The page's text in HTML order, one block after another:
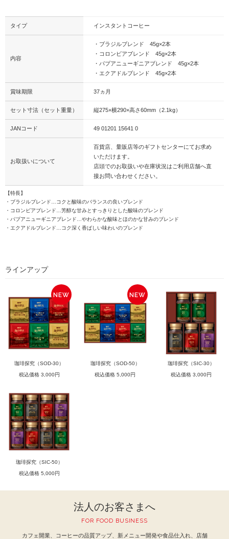
タイプ インスタントコーヒー
内容
・ブラジルブレンド 45g×2本
・コロンビアブレンド 45g×2本
・パプアニューギニアブレンド 45g×2本
・エクアドルブレンド 45g×2本
賞味期限 37ヵ月
セット寸法（セット重量） 縦275×横290×高さ60mm（2.1kg）
JANコード 49 01201 15641 0
お取扱いについて
百貨店、量販店等のギフトセンターにてお求め
いただけます。
店頭でのお取扱いや在庫状況はご利用店舗へ直
接お問い合わせください。
【特長】
・ブラジルブレンド…コクと酸味のバランスの良いブレンド
・コロンビアブレンド…芳醇な甘みとすっきりとした酸味のブレンド
・パプアニューギニアブレンド…やわらかな酸味とほのかな甘みのブレンド
・エクアドルブレンド…コク深く香ばしい味わいのブレンド
ラインアップ
珈琲探究（SOD-30）
税込価格 3,000円
珈琲探究（SOD-50）
税込価格 5,000円
珈琲探究（SIC-30）
税込価格 3,000円
珈琲探究（SIC-50）
税込価格 5,000円
法人のお客さまへ
FOR FOOD BUSINESS
カフェ開業、コーヒーの品質アップ、新メニュー開発や食品仕入れ、
店舗